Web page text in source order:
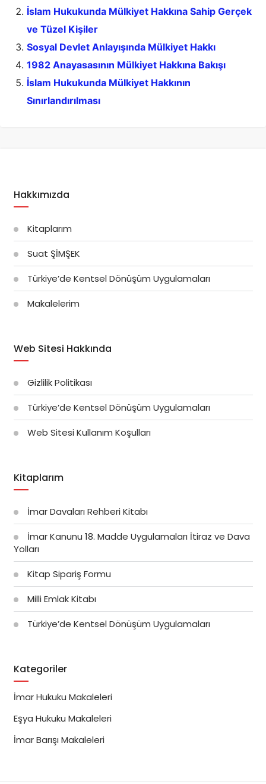
İslam Hukukunda Mülkiyet Hakkına Sahip Gerçek
ve Tüzel Kişiler
Sosyal Devlet Anlayışında Mülkiyet Hakkı
1982 Anayasasının Mülkiyet Hakkına Bakışı
İslam Hukukunda Mülkiyet Hakkının
Sınırlandırılması
Hakkımızda
Kitaplarım
Suat ŞİMŞEK
Türkiye’de Kentsel Dönüşüm Uygulamaları
Makalelerim
Web Sitesi Hakkında
Gizlilik Politikası
Türkiye’de Kentsel Dönüşüm Uygulamaları
Web Sitesi Kullanım Koşulları
Kitaplarım
İmar Davaları Rehberi Kitabı
İmar Kanunu 18. Madde Uygulamaları İtiraz ve Dava
Yolları
Kitap Sipariş Formu
Milli Emlak Kitabı
Türkiye’de Kentsel Dönüşüm Uygulamaları
Kategoriler
İmar Hukuku Makaleleri
Eşya Hukuku Makaleleri
İmar Barışı Makaleleri